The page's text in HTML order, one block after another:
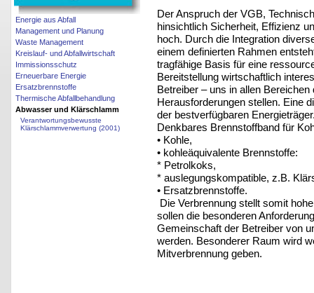
Energie aus Abfall
Management und Planung
Waste Management
Kreislauf- und Abfallwirtschaft
Immissionsschutz
Erneuerbare Energie
Ersatzbrennstoffe
Thermische Abfallbehandlung
Abwasser und Klärschlamm
Verantwortungsbewusste
Klärschlammverwertung (2001)
Der Anspruch der VGB,
hinsichtlich Sicherheit, Effizienz
hoch. Durch die Integration
einem definierten Rahmen
tragfähige Basis für eine
Bereitstellung wirtschaftlich
Betreiber – uns in allen
Herausforderungen stellen. Eine
der bestverfügbaren
Denkbares Brennstoffband für
• Kohle,
• kohleäquivalente Brennstoffe:
* Petrolkoks,
* auslegungskompatible, z.B.
• Ersatzbrennstoffe.
Die Verbrennung stellt somit
sollen die besonderen
Gemeinschaft der Betreiber von
werden. Besonderer Raum wird
Mitverbrennung geben.